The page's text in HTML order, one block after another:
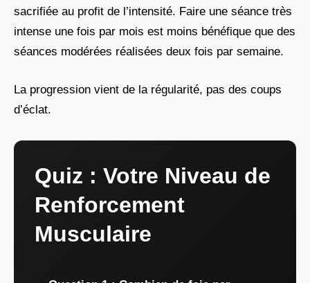
sacrifiée au profit de l’intensité. Faire une séance très
intense une fois par mois est moins bénéfique que des
séances modérées réalisées deux fois par semaine.
La progression vient de la régularité, pas des coups
d’éclat.
Quiz : Votre Niveau de
Renforcement
Musculaire